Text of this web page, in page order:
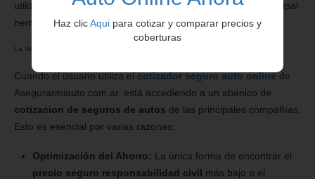
Haz clicAqui para cotizar y comparar precios y
coberturas
utilizando la competencia entre aseguradoras como su principal
herramienta.
La Ventaja Estratégica
Cuando el usuario utiliza elcotizador seguro auto onlinede
Asegurarmiauto.com.ar, está accediendo a un abanico de
cotizacion de seguros de autos de las principales compañías.
Esto es esencial por varias razones:
Optimización del Ahorro: La única forma de encontrar el
precio seguro responsabilidad civil más bajo o el